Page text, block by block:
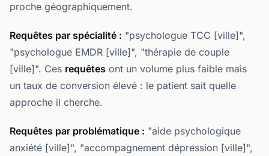
proche géographiquement.
Requêtes par spécialité : "psychologue TCC [ville]",
"psychologue EMDR [ville]", "thérapie de couple
[ville]". Ces requêtes ont un volume plus faible mais
un taux de conversion élevé : le patient sait quelle
approche il cherche.
Requêtes par problématique : "aide psychologique
anxiété [ville]", "accompagnement dépression [ville]",